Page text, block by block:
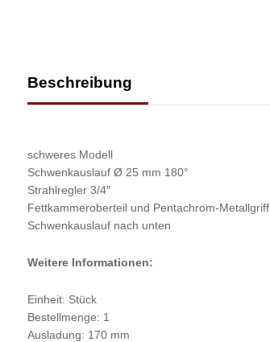
Beschreibung
schweres Modell
Schwenkauslauf Ø 25 mm 180°
Strahlregler 3/4″
Fettkammeroberteil und Pentachrom-Metallgriff
Schwenkauslauf nach unten
Weitere Informationen:
Einheit: Stück
Bestellmenge: 1
Ausladung: 170 mm